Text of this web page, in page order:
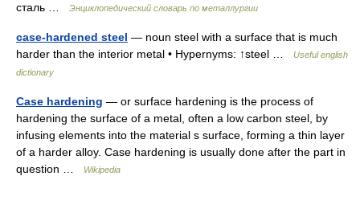
сталь …
Энциклопедический словарь по металлургии
case-hardened steel — noun steel with a surface that is much
harder than the interior metal • Hypernyms: ↑steel …
Useful english
dictionary
Case hardening — or surface hardening is the process of
hardening the surface of a metal, often a low carbon steel, by
infusing elements into the material s surface, forming a thin layer
of a harder alloy. Case hardening is usually done after the part in
question …
Wikipedia